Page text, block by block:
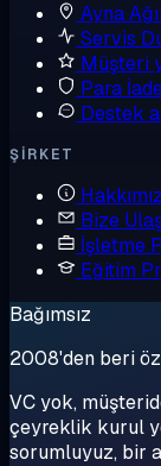
Ayna
Servis
Müşteri
Para
Destek
ŞIRKET
Bize
İşletme
Eğitim
Bağımsız
2008'den beri
VC yok,
çeyreklik kurul
sorumluyuz, bir